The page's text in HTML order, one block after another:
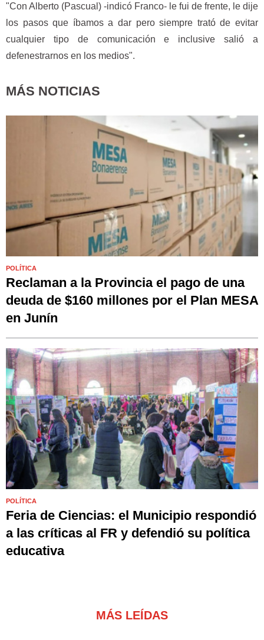
"Con Alberto (Pascual) -indicó Franco- le fui de frente, le dije
los pasos que íbamos a dar pero siempre trató de evitar
cualquier tipo de comunicación e inclusive salió a
defenestrarnos en los medios".
MÁS NOTICIAS
POLÍTICA
Reclaman a la Provincia el pago de una
deuda de $160 millones por el Plan MESA
en Junín
POLÍTICA
Feria de Ciencias: el Municipio respondió
a las críticas al FR y defendió su política
educativa
MÁS LEÍDAS